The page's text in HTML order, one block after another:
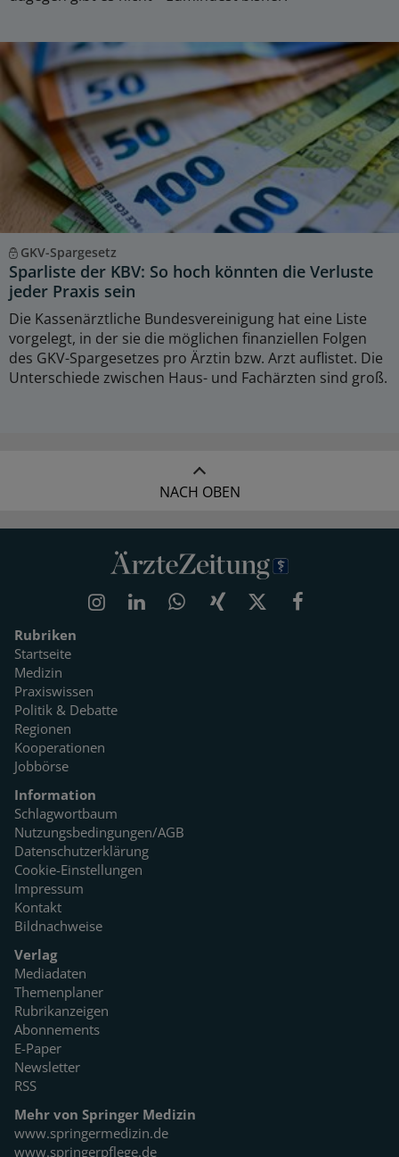
GKV-Spargesetz
Sparliste der KBV: So hoch könnten die Verluste
jeder Praxis sein
Die Kassenärztliche Bundesvereinigung hat eine Liste
vorgelegt, in der sie die möglichen finanziellen Folgen
des GKV-Spargesetzes pro Ärztin bzw. Arzt auflistet. Die
Unterschiede zwischen Haus- und Fachärzten sind groß.
NACH OBEN
Rubriken
Startseite
Medizin
Praxiswissen
Politik & Debatte
Regionen
Kooperationen
Jobbörse
Information
Schlagwortbaum
Nutzungsbedingungen/AGB
Datenschutzerklärung
Cookie-Einstellungen
Impressum
Kontakt
Bildnachweise
Verlag
Mediadaten
Themenplaner
Rubrikanzeigen
Abonnements
E-Paper
Newsletter
RSS
Mehr von Springer Medizin
www.springermedizin.de
www.springerpflege.de